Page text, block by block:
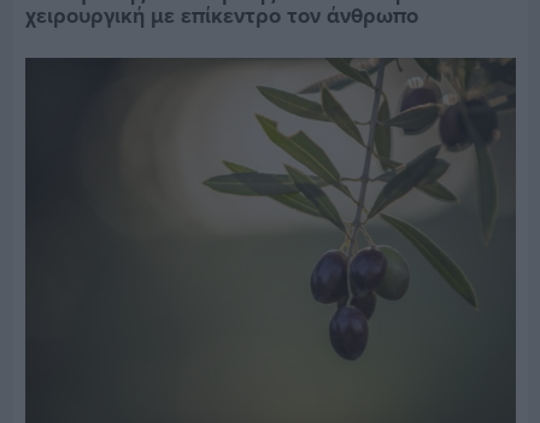
χειρουργική με επίκεντρο τον άνθρωπο